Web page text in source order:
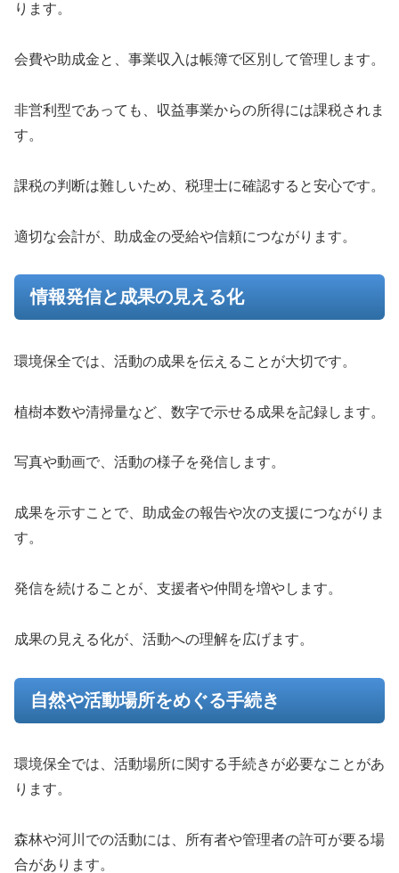
ります。
会費や助成金と、事業収入は帳簿で区別して管理します。
非営利型であっても、収益事業からの所得には課税されま
す。
課税の判断は難しいため、税理士に確認すると安心です。
適切な会計が、助成金の受給や信頼につながります。
情報発信と成果の見える化
環境保全では、活動の成果を伝えることが大切です。
植樹本数や清掃量など、数字で示せる成果を記録します。
写真や動画で、活動の様子を発信します。
成果を示すことで、助成金の報告や次の支援につながりま
す。
発信を続けることが、支援者や仲間を増やします。
成果の見える化が、活動への理解を広げます。
自然や活動場所をめぐる手続き
環境保全では、活動場所に関する手続きが必要なことがあ
ります。
森林や河川での活動には、所有者や管理者の許可が要る場
合があります。